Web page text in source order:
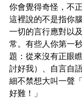
你會覺得奇怪，不
這裡說的不是指你
一切的言行應對以
常。有些人你第一
題：從來沒有正眼
討好我）、自言自
細不禁想大叫一聲
好難！」